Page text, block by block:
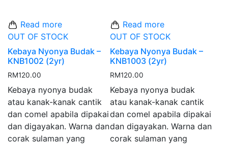
Read more
OUT OF STOCK
Kebaya Nyonya Budak –
KNB1002 (2yr)
RM120.00
Kebaya nyonya budak
atau kanak-kanak cantik
dan comel apabila dipakai
dan digayakan. Warna dan
corak sulaman yang
Read more
OUT OF STOCK
Kebaya Nyonya Budak –
KNB1003 (2yr)
RM120.00
Kebaya nyonya budak
atau kanak-kanak cantik
dan comel apabila dipakai
dan digayakan. Warna dan
corak sulaman yang